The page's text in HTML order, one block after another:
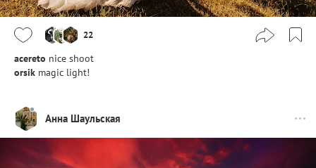
22
acereto nice shoot
orsik magic light!
Анна Шаульская